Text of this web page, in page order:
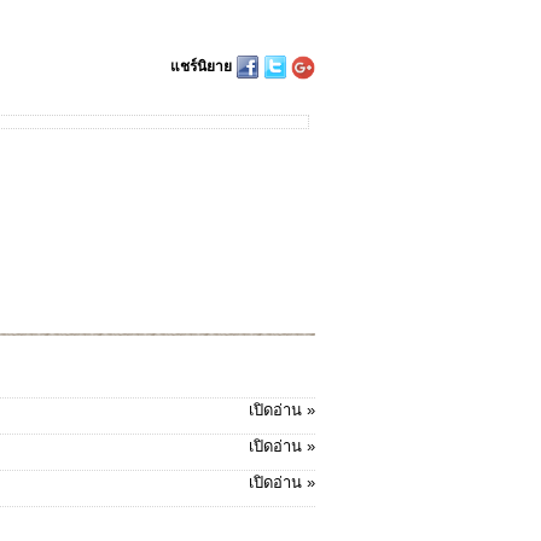
แชร์นิยาย
เปิดอ่าน »
เปิดอ่าน »
เปิดอ่าน »